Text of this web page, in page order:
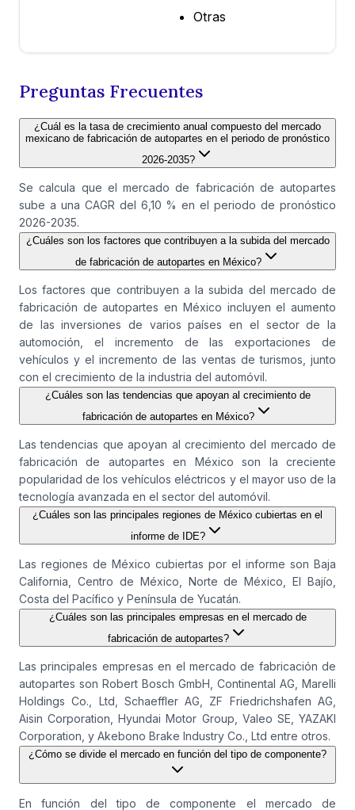
Otras
Preguntas Frecuentes
¿Cuál es la tasa de crecimiento anual compuesto del mercado
mexicano de fabricación de autopartes en el periodo de pronóstico
2026-2035?
Se calcula que el mercado de fabricación de autopartes
sube a una CAGR del 6,10 % en el periodo de pronóstico
2026-2035.
¿Cuáles son los factores que contribuyen a la subida del mercado
de fabricación de autopartes en México?
Los factores que contribuyen a la subida del mercado de
fabricación de autopartes en México incluyen el aumento
de las inversiones de varios países en el sector de la
automoción, el incremento de las exportaciones de
vehículos y el incremento de las ventas de turismos, junto
con el crecimiento de la industria del automóvil.
¿Cuáles son las tendencias que apoyan al crecimiento de
fabricación de autopartes en México?
Las tendencias que apoyan al crecimiento del mercado de
fabricación de autopartes en México son la creciente
popularidad de los vehículos eléctricos y el mayor uso de la
tecnología avanzada en el sector del automóvil.
¿Cuáles son las principales regiones de México cubiertas en el
informe de IDE?
Las regiones de México cubiertas por el informe son Baja
California, Centro de México, Norte de México, El Bajío,
Costa del Pacífico y Península de Yucatán.
¿Cuáles son las principales empresas en el mercado de
fabricación de autopartes?
Las principales empresas en el mercado de fabricación de
autopartes son Robert Bosch GmbH, Continental AG, Marelli
Holdings Co., Ltd, Schaeffler AG, ZF Friedrichshafen AG,
Aisin Corporation, Hyundai Motor Group, Valeo SE, YAZAKI
Corporation, y Akebono Brake Industry Co., Ltd entre otros.
¿Cómo se divide el mercado en función del tipo de componente?
En función del tipo de componente el mercado de